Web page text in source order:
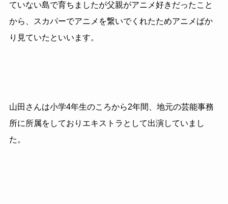
ていない島で育ちましたが父親がアニメ好きだったこと
から、スカパーでアニメを繋いでくれたためアニメばか
り見ていたといいます。
山田さんは小学4年生のころから2年間、地元の芸能事務
所に所属をしておりエキストラとして出演していまし
た。